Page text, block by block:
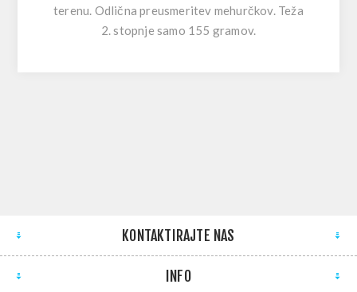
terenu. Odlična preusmeritev mehurčkov. Teža
2. stopnje samo 155 gramov.
KONTAKTIRAJTE NAS
INFO